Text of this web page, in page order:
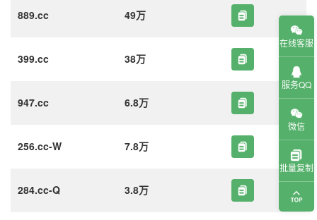
889.cc 49万
399.cc 38万
947.cc 6.8万
256.cc-W 7.8万
284.cc-Q 3.8万
在线客服
服务QQ
微信
批量复制